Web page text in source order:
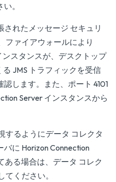
。
されたメッセージ セキュリ
ファイアウォールにより
ンスタンスが、デスクトップ
JMS トラフィックを受信
します。また、ポート 4101
Server インスタンスから
するようにデータ コレクタ
に Horizon Connection
ある場合は、データ コレク
ください。